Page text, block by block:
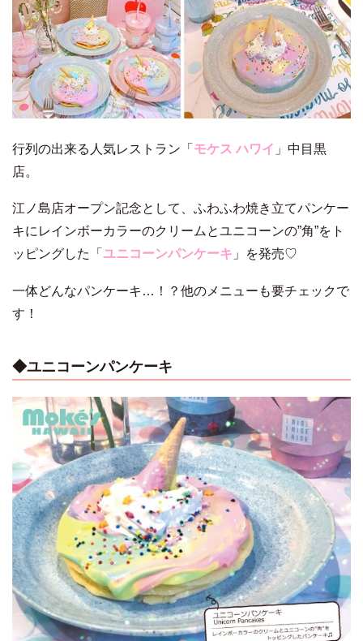
行列の出来る人気レストラン「 モケス ハワイ 」中目黒
店。
江ノ島店オープン記念として、ふわふわ焼き立てパンケー
キにレインボーカラーのクリームとユニコーンの”角”をト
ッピングした「 ユニコーンパンケーキ 」を発売♡
一体どんなパンケーキ…！？他のメニューも要チェックで
す！
◆ユニコーンパンケーキ